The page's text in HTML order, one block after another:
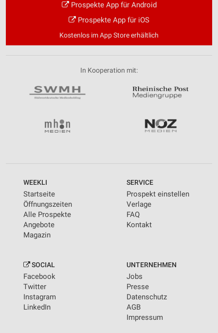
Prospekte App für Android
Prospekte App für iOS
Kostenlos im App Store erhältlich
In Kooperation mit:
WEEKLI
Startseite
Öffnungszeiten
Alle Prospekte
Angebote
Magazin
SERVICE
Prospekt einstellen
Verlage
FAQ
Kontakt
SOCIAL
Facebook
Twitter
Instagram
LinkedIn
UNTERNEHMEN
Jobs
Presse
Datenschutz
AGB
Impressum